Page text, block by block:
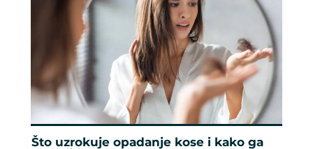
Što uzrokuje opadanje kose i kako ga